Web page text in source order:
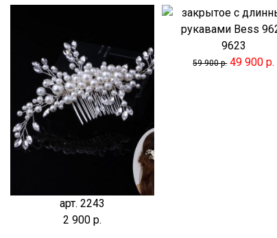
арт. 2243
2 900 р.
9623
59 900 р. 49 900 р.